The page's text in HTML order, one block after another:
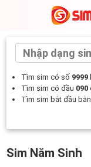
Tìm sim có số 9999
Tìm sim có đầu 090
Tìm sim bắt đầu
Sim Năm Sinh